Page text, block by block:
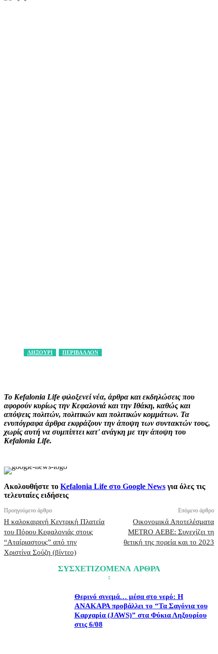
ΛΗΞΟΥΡΙ ΠΕΡΙΒΑΛΛΟΝ
Το Kefalonia Life φιλοξενεί νέα, άρθρα και εκδηλώσεις που
αφορούν κυρίως την Κεφαλονιά και την Ιθάκη, καθώς και
απόψεις πολιτών, πολιτικών και πολιτικών κομμάτων. Τα
ενυπόγραφα άρθρα εκφράζουν την άποψη των συντακτών τους,
χωρίς αυτή να συμπίπτει κατ' ανάγκη με την άποψη του
Kefalonia Life.
Ακολουθήστε το Kefalonia Life στο Google News για όλες τις
τελευταίες ειδήσεις
Προηγούμενο άρθρο
Η καλοκαιρινή Κεντρική Πλατεία
του Πόρου Κεφαλονιάς στους
“Αταίριαστους” από την
Χριστίνα Σούζη (βίντεο)
Επόμενο άρθρο
Οικονομικά Αποτελέσματα
METRO ΑΕΒΕ: Συνεχίζει τη
θετική της πορεία και το 2023
ΣΥΣΧΕΤΙΖΟΜΕΝΑ ΑΡΘΡΑ
Θερινό σινεμά… μέσα στο νερό: Η
ΑΝΑΚΑΡΑ προβάλλει το “Τα Σαγόνια του
Καρχαρία (JAWS)” στα Φύκια Ληξουρίου
στις 6/08